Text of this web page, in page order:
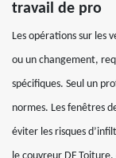
travail de pro
Les opérations sur les
ou un changement,
spécifiques. Seul un
normes. Les fenêtres
éviter les risques